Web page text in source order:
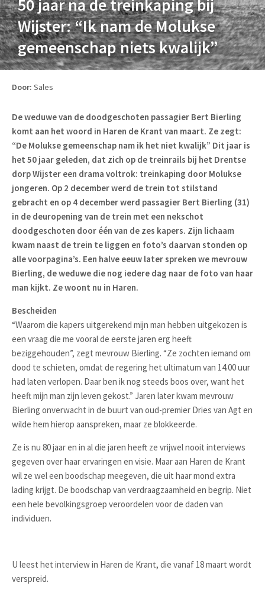
50 jaar na de treinkaping bij
Wijster: “Ik nam de Molukse
gemeenschap niets kwalijk”
Door: Sales
De weduwe van de doodgeschoten passagier Bert Bierling
komt aan het woord in Haren de Krant van maart. Ze zegt:
“De Molukse gemeenschap nam ik het niet kwalijk” Dit jaar is
het 50 jaar geleden, dat zich op de treinrails bij het Drentse
dorp Wijster een drama voltrok: treinkaping door Molukse
jongeren. Op 2 december werd de trein tot stilstand
gebracht en op 4 december werd passagier Bert Bierling (31)
in de deuropening van de trein met een nekschot
doodgeschoten door één van de zes kapers. Zijn lichaam
kwam naast de trein te liggen en foto’s daarvan stonden op
alle voorpagina’s. Een halve eeuw later spreken we mevrouw
Bierling, de weduwe die nog iedere dag naar de foto van haar
man kijkt. Ze woont nu in Haren.
Bescheiden
“Waarom die kapers uitgerekend mijn man hebben uitgekozen is
een vraag die me vooral de eerste jaren erg heeft
beziggehouden”, zegt mevrouw Bierling. “Ze zochten iemand om
dood te schieten, omdat de regering het ultimatum van 14.00 uur
had laten verlopen. Daar ben ik nog steeds boos over, want het
heeft mijn man zijn leven gekost.” Jaren later kwam mevrouw
Bierling onverwacht in de buurt van oud-premier Dries van Agt en
wilde hem hierop aanspreken, maar ze blokkeerde.
Ze is nu 80 jaar en in al die jaren heeft ze vrijwel nooit interviews
gegeven over haar ervaringen en visie. Maar aan Haren de Krant
wil ze wel een boodschap meegeven, die uit haar mond extra
lading krijgt. De boodschap van verdraagzaamheid en begrip. Niet
een hele bevolkingsgroep veroordelen voor de daden van
individuen.
U leest het interview in Haren de Krant, die vanaf 18 maart wordt
verspreid.